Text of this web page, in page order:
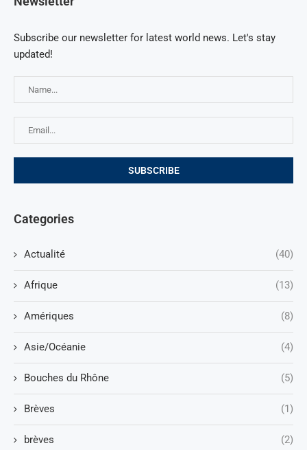
Subscribe our newsletter for latest world news. Let's stay
updated!
Categories
Actualité (40)
Afrique (13)
Amériques (8)
Asie/Océanie (4)
Bouches du Rhône (5)
Brèves (1)
brèves (2)